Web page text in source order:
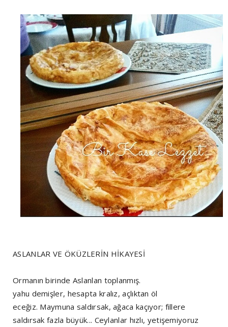
ASLANLAR VE ÖKÜZLERİN HİKAYESİ
Ormanın birinde Aslanlan toplanmış.
yahu demişler, hesapta kralız, açlıktan öl
eceğiz. Maymuna saldırsak, ağaca kaçıyor; fillere
saldırsak fazla büyük... Ceylanlar hızlı, yetişemiyoruz